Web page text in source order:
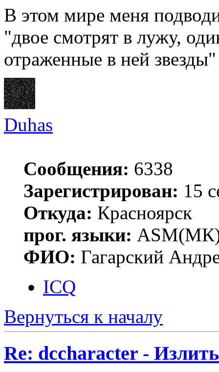
В этом мире меня
"двое смотрят в лужу,
отраженные в ней звезды"
Duhas
Сообщения: 6338
Зарегистрирован: 15
Откуда: Красноярск
прог. языки:
ФИО: Гагарский
ICQ
Вернуться к началу
Re: dccharacter -